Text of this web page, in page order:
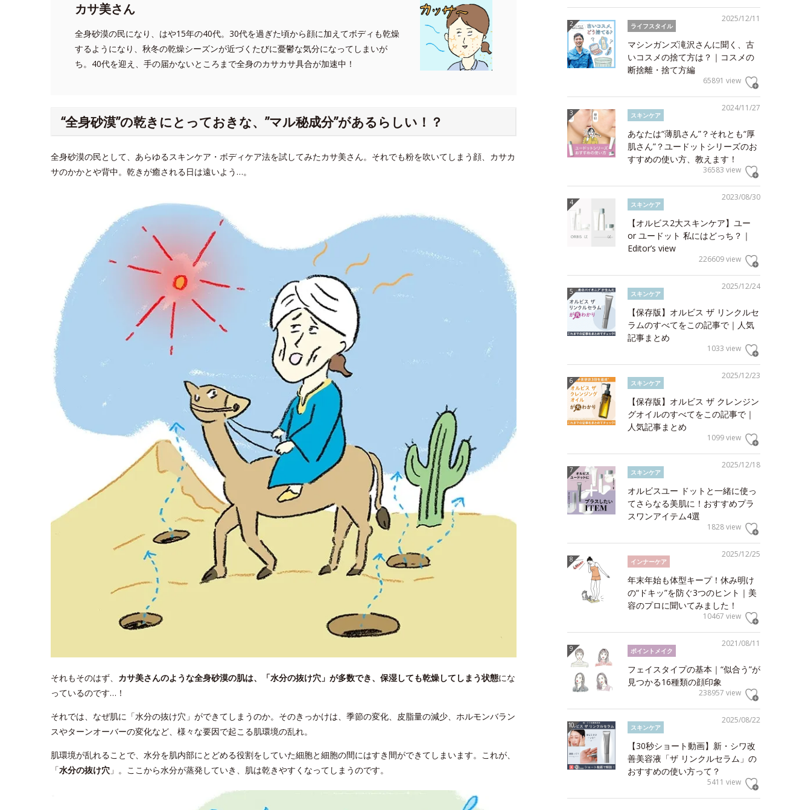
カサ美さん
全身砂漠の民になり、はや15年の40代。30代を過ぎた頃から顔に加えてボディも乾燥
するようになり、秋冬の乾燥シーズンが近づくたびに憂鬱な気分になってしまいが
ち。40代を迎え、手の届かないところまで全身のカサカサ具合が加速中！
“全身砂漠”の乾きにとっておきな、”マル秘成分”があるらしい！？
全身砂漠の民として、あらゆるスキンケア・ボディケア法を試してみたカサ美さん。それでも粉を吹いてしまう顔、カサカ
サのかかとや背中。乾きが癒される日は遠いよう…。
それもそのはず、 カサ美さんのような全身砂漠の肌は、「水分の抜け穴」が多数でき、保湿しても乾燥してしまう状態にな
っているのです…！
それでは、なぜ肌に「水分の抜け穴」ができてしまうのか。そのきっかけは、季節の変化、皮脂量の減少、ホルモンバラン
スやターンオーバーの変化など、様々な要因で起こる肌環境の乱れ。
肌環境が乱れることで、水分を肌内部にとどめる役割をしていた細胞と細胞の間にはすき間ができてしまいます。これが、
「水分の抜け穴 」。ここから水分が蒸発していき、肌は乾きやすくなってしまうのです。
2025/12/11
ライフスタイル
マシンガンズ滝沢さんに聞く、古
いコスメの捨て方は？｜コスメの
断捨離・捨て方編
65891 view
2024/11/27
スキンケア
あなたは“薄肌さん”？それとも“厚
肌さん”？ユードットシリーズのお
すすめの使い方、教えます！
36583 view
2023/08/30
スキンケア
【オルビス2大スキンケア】ユー
or ユードット 私にはどっち？｜
Editor’s view
226609 view
2025/12/24
スキンケア
【保存版】オルビス ザ リンクルセ
ラムのすべてをこの記事で｜人気
記事まとめ
1033 view
2025/12/23
スキンケア
【保存版】オルビス ザ クレンジン
グオイルのすべてをこの記事で｜
人気記事まとめ
1099 view
2025/12/18
スキンケア
オルビスユー ドットと一緒に使っ
てさらなる美肌に！おすすめプラ
スワンアイテム4選
1828 view
2025/12/25
インナーケア
年末年始も体型キープ！休み明け
の“ドキッ”を防ぐ3つのヒント｜美
容のプロに聞いてみました！
10467 view
2021/08/11
ポイントメイク
フェイスタイプの基本｜“似合う”が
見つかる16種類の顔印象
238957 view
2025/08/22
スキンケア
【30秒ショート動画】新・シワ改
善美容液「ザ リンクルセラム」の
おすすめの使い方って？
5411 view